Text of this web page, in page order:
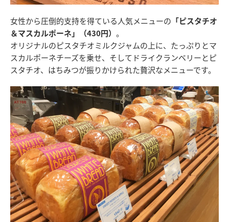
女性から圧倒的支持を得ている人気メニューの 「ピスタチオ
＆マスカルポーネ」（430円） 。
オリジナルのピスタチオミルクジャムの上に、たっぷりとマ
スカルポーネチーズを乗せ、そしてドライクランベリーとピ
スタチオ、はちみつが振りかけられた贅沢なメニューです。